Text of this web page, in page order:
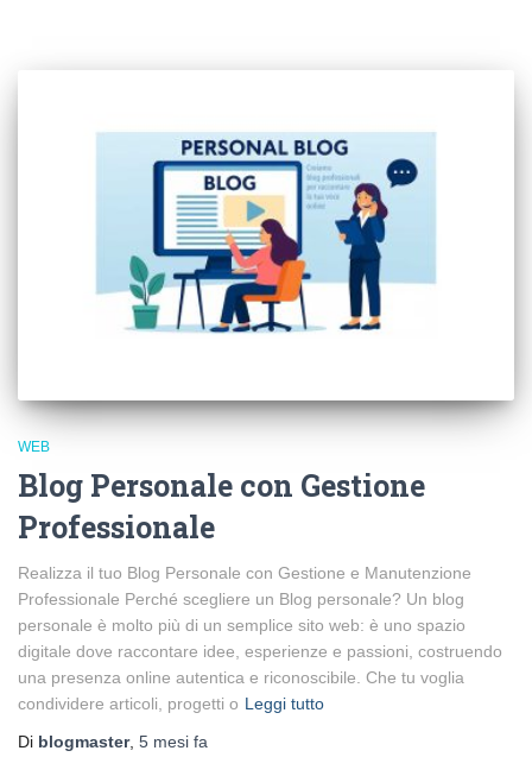
WEB
Blog Personale con Gestione
Professionale
Realizza il tuo Blog Personale con Gestione e Manutenzione
Professionale Perché scegliere un Blog personale? Un blog
personale è molto più di un semplice sito web: è uno spazio
digitale dove raccontare idee, esperienze e passioni, costruendo
una presenza online autentica e riconoscibile. Che tu voglia
condividere articoli, progetti o Leggi tutto
Di blogmaster, 5 mesi fa